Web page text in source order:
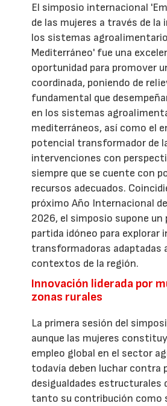
El simposio internacional
de las mujeres a través de la
los sistemas
Mediterráneo' fue una
oportunidad para promover
coordinada, poniendo de
fundamental que
en los sistemas
mediterráneos, así como el
potencial transformador de
intervenciones con
siempre que se cuente con
recursos adecuados.
próximo Año Internacional
2026, el simposio supone un
partida idóneo para explorar
transformadoras adaptadas
contextos de la región.
Innovación liderada por
zonas rurales
La primera sesión del
aunque las mujeres
empleo global en el sector
todavía deben luchar contra
desigualdades estructurales
tanto su contribución como